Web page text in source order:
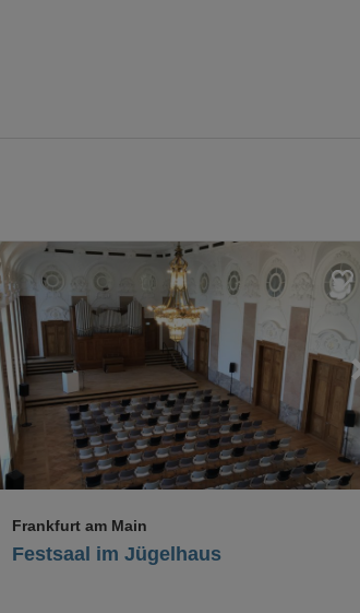
Loading...
Festsaal im Jügelhaus
Frankfurt am Main
Loading...